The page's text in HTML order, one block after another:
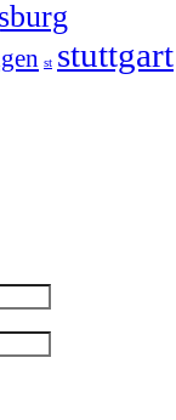
st stuttgart